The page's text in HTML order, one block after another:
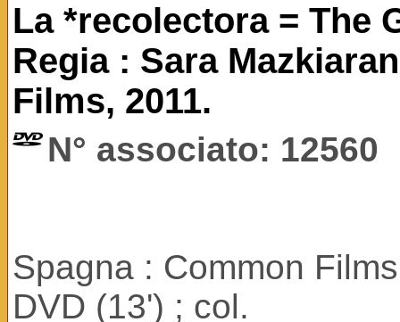
La *recolectora = The
Regia : Sara
Films, 2011.
N° associato: 12560
Spagna : Common
DVD (13') ; col.